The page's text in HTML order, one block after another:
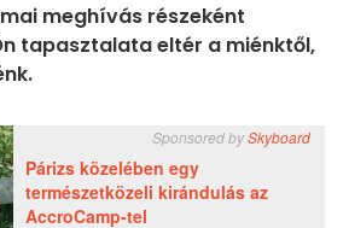
meghívás részeként
tapasztalata eltér a miénktől,